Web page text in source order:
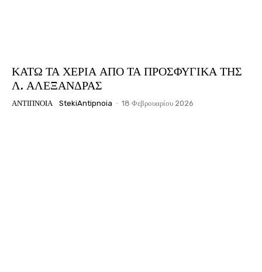
ΚΑΤΩ ΤΑ ΧΕΡΙΑ ΑΠΟ ΤΑ ΠΡΟΣΦΥΓΙΚΑ ΤΗΣ
Λ. ΑΛΕΞΑΝΔΡΑΣ
ΑΝΤΊΠΝΟΙΑ StekiAntipnoia - 18 Φεβρουαρίου 2026